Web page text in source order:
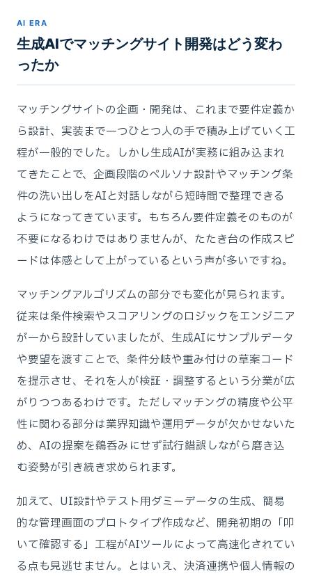
AI ERA
生成AIでマッチングサイト開発はどう変わ
ったか
マッチングサイトの企画・開発は、これまで要件定義か
ら設計、実装まで一つひとつ人の手で積み上げていく工
程が一般的でした。しかし生成AIが実務に組み込まれ
てきたことで、企画段階のペルソナ設計やマッチング条
件の洗い出しをAIと対話しながら短時間で整理できる
ようになってきています。もちろん要件定義そのものが
不要になるわけではありませんが、たたき台の作成スピ
ードは体感として上がっているという声が多いですね。
マッチングアルゴリズムの部分でも変化が見られます。
従来は条件検索やスコアリングのロジックをエンジニア
が一から設計していましたが、生成AIにサンプルデータ
や要望を渡すことで、条件分岐や重み付けの草案コード
を提示させ、それを人が検証・調整するという分業が広
がりつつあるわけです。ただしマッチングの精度や公平
性に関わる部分は業界知識や運用データが欠かせないた
め、AIの提案を鵜呑みにせず試行錯誤しながら磨き込
む姿勢が引き続き求められます。
加えて、UI設計やテスト用ダミーデータの生成、簡易
的な管理画面のプロトタイプ作成など、開発初期の「叩
いて確認する」工程がAIツールによって高速化されてい
る点も見逃せません。とはいえ、決済連携や個人情報の